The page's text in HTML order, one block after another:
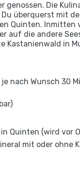
Die
überquerst mit
Quinten. Inmitten
auf die andere
Kastanienwald in
nach Wunsch 30
Quinten (wird vor
mit oder ohne